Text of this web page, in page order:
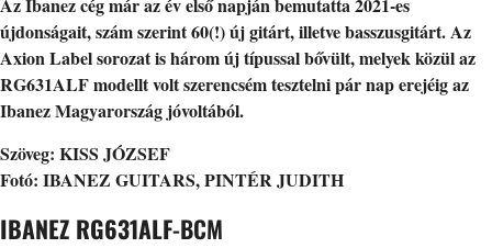
Az Ibanez cég már az év első napján bemutatta 2021-es
újdonságait, szám szerint 60(!) új gitárt, illetve basszusgitárt. Az
Axion Label sorozat is három új típussal bővült, melyek közül az
RG631ALF modellt volt szerencsém tesztelni pár nap erejéig az
Ibanez Magyarország jóvoltából.
Szöveg: KISS JÓZSEF
Fotó: IBANEZ GUITARS, PINTÉR JUDITH
IBANEZ RG631ALF-BCM